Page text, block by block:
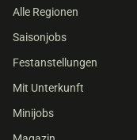
Alle Regionen
Saisonjobs
Festanstellungen
Mit Unterkunft
Minijobs